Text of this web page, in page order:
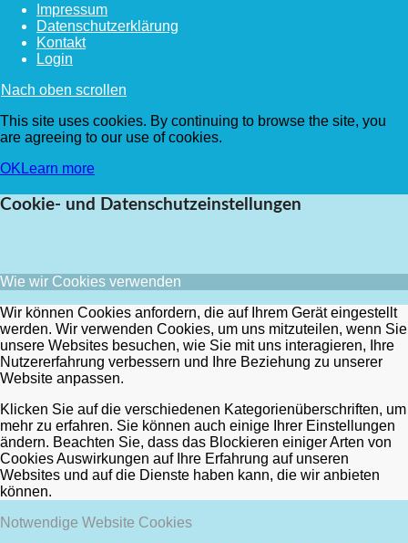
Impressum
Datenschutzerklärung
Kontakt
Login
Nach oben scrollen
This site uses cookies. By continuing to browse the site, you
are agreeing to our use of cookies.
OK Learn more
Cookie- und Datenschutzeinstellungen
Wie wir Cookies verwenden
Wir können Cookies anfordern, die auf Ihrem Gerät eingestellt
werden. Wir verwenden Cookies, um uns mitzuteilen, wenn Sie
unsere Websites besuchen, wie Sie mit uns interagieren, Ihre
Nutzererfahrung verbessern und Ihre Beziehung zu unserer
Website anpassen.
Klicken Sie auf die verschiedenen Kategorienüberschriften, um
mehr zu erfahren. Sie können auch einige Ihrer Einstellungen
ändern. Beachten Sie, dass das Blockieren einiger Arten von
Cookies Auswirkungen auf Ihre Erfahrung auf unseren
Websites und auf die Dienste haben kann, die wir anbieten
können.
Notwendige Website Cookies